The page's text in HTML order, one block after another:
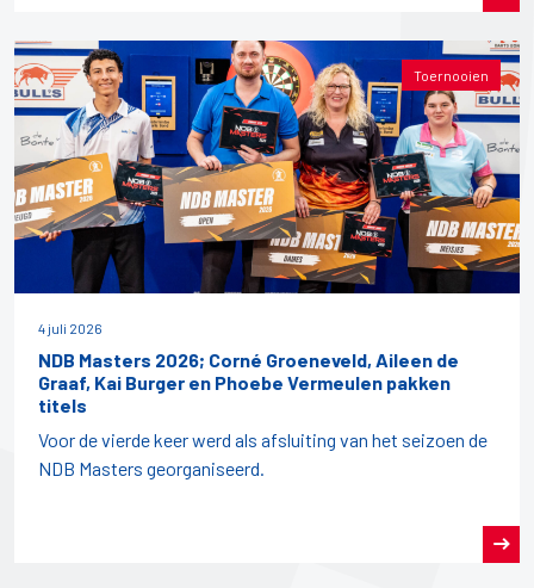
Toernooien
4 juli 2026
NDB Masters 2026; Corné Groeneveld, Aileen de
Graaf, Kai Burger en Phoebe Vermeulen pakken
titels
Voor de vierde keer werd als afsluiting van het seizoen de
NDB Masters georganiseerd.